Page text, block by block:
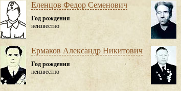
Еленцов Федор Семенович
Год рождения
неизвестно
Ермаков Александр Никитович
Год рождения
неизвестно